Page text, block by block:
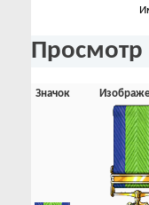
Просмотр
Значок